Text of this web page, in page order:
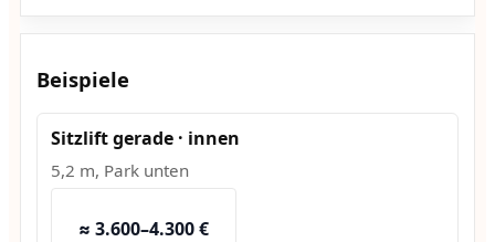
Beispiele
Sitzlift gerade · innen
5,2 m, Park unten
≈ 3.600–4.300 €